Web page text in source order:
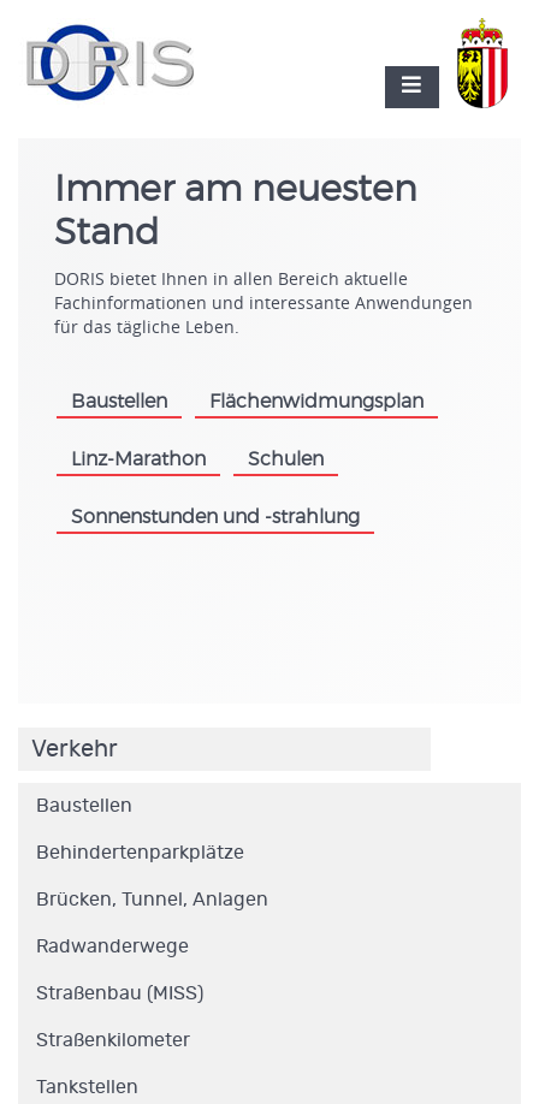
Immer am neuesten
Stand
DORIS bietet Ihnen in allen Bereich aktuelle
Fachinformationen und interessante Anwendungen
für das tägliche Leben.
Baustellen Flächenwidmungsplan
Linz-Marathon Schulen
Sonnenstunden und -strahlung
Verkehr
Baustellen
Behindertenparkplätze
Brücken, Tunnel, Anlagen
Radwanderwege
Straßenbau (MISS)
Straßenkilometer
Tankstellen